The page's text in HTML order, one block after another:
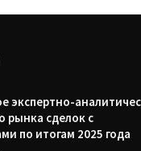
экспертно-
рынка сделок с
по итогам 2025 года